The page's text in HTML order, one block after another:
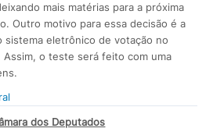
mais matérias para a próxima
Outro motivo para essa decisão é a
sistema eletrônico de votação no
Assim, o teste será feito com uma
dos Deputados